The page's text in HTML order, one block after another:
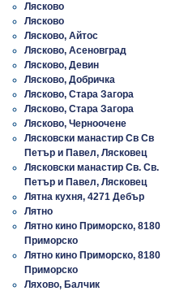
Лясково
Лясково
Лясково, Айтос
Лясково, Асеновград
Лясково, Девин
Лясково, Добричка
Лясково, Стара Загора
Лясково, Стара Загора
Лясково, Черноочене
Лясковски манастир Св Св
Петър и Павел, Лясковец
Лясковски манастир Св. Св.
Петър и Павел, Лясковец
Лятна кухня, 4271 Дебър
Лятно
Лятно кино Приморско, 8180
Приморско
Лятно кино Приморско, 8180
Приморско
Ляхово, Балчик